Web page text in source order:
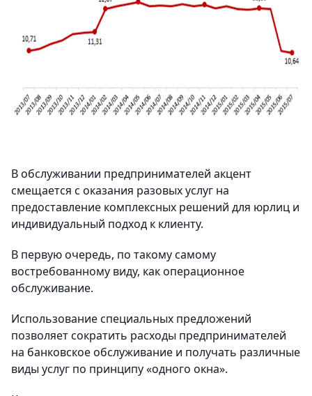
В обслуживании предпринимателей акцент
смещается с оказания разовых услуг на
предоставление комплексных решений для юрлиц и
индивидуальный подход к клиенту.
В первую очередь, по такому самому
востребованному виду, как операционное
обслуживание.
Использование специальных предложений
позволяет сократить расходы предпринимателей
на банковское обслуживание и получать различные
виды услуг по принципу «одного окна».